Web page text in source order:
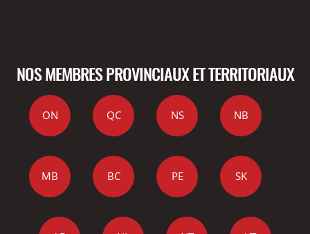
NOS MEMBRES PROVINCIAUX ET TERRITORIAUX
ON QC NS NB
MB BC PE SK